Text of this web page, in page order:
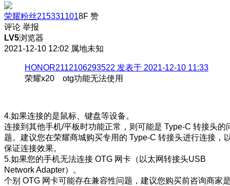
荣耀粉丝2153311018F 赞
评论 举报
LV5浏览器
2021-12-10 12:02 属地未知
HONOR2112106293522 发表于 2021-12-10 11:33
荣耀x20 otg功能无法使用
4.如果连接的是鼠标、键盘等设备。
连接到其他手机/平板时功能正常，则可能是 Type-C 转接头的
题。建议您在荣耀商城购买专用的 Type-C 转接头进行连接，
保证连接效果。
5.如果您的手机无法连接 OTG 网卡（以太网转接头USB
Network Adapter）。
个别 OTG 网卡可能存在兼容性问题，建议您购买前咨询商家